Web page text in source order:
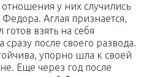
у них случились
Аглая признается,
взять на себя
сразу после своего развода.
упорно шла к своей
Еще через год после